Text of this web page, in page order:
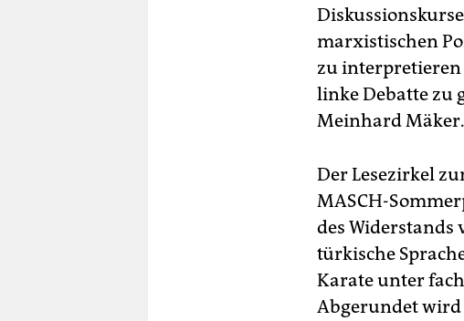
marxistischen
zu interpretieren
linke Debatte zu
Meinhard Mäker.
Der Lesezirkel
MASCH-
des Widerstands
türkische
Karate unter
Abgerundet wird